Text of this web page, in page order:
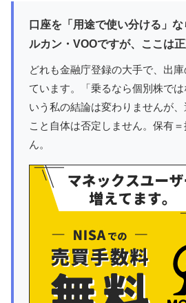
口座を「用途で使い分ける」
ルカン・VOOですが、ここは正
どれも金融庁登録の大手で、出
ています。「乗るなら個別株で
いう私の結論は変わりませんが、
こと自体は否定しません。保有
ん。